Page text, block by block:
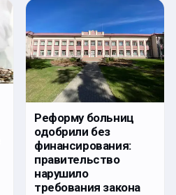
Реформу больниц
одобрили без
финансирования:
правительство
нарушило
требования закона